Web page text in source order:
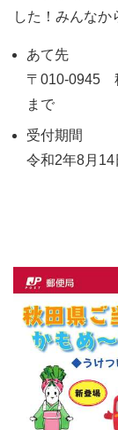
した！みんなか
あて先
〒010-0945
まで
受付期間
令和2年8月14